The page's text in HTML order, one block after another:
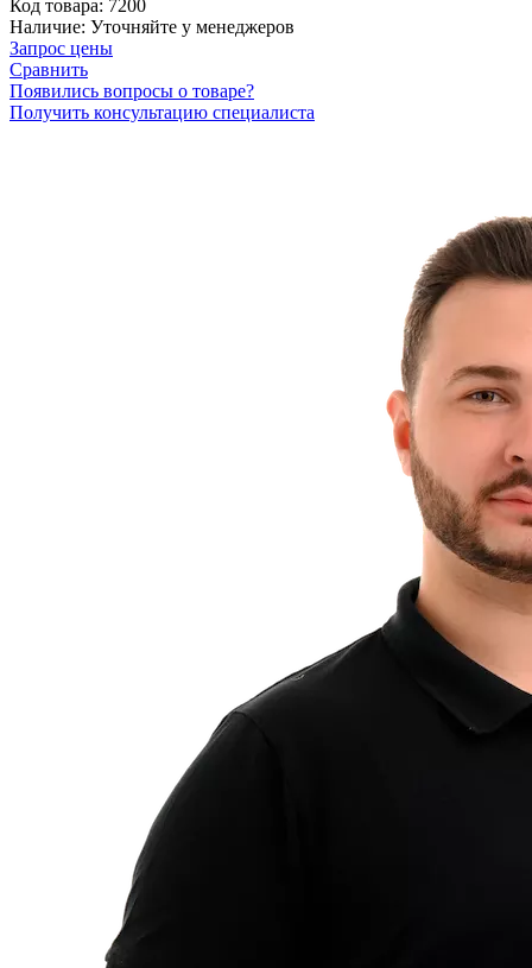
Код товара: 7200
Наличие: Уточняйте у менеджеров
Запрос цены
Сравнить
Появились вопросы о товаре?
Получить консультацию специалиста